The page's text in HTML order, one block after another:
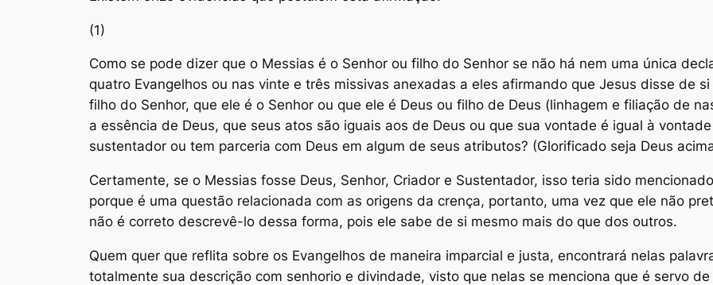
(1)
Como se pode dizer que o Messias é o Senhor ou filho do Senhor se não há nem uma única
quatro Evangelhos ou nas vinte e três missivas anexadas a eles afirmando que Jesus disse de
filho do Senhor, que ele é o Senhor ou que ele é Deus ou filho de Deus (linhagem e filiação de
a essência de Deus, que seus atos são iguais aos de Deus ou que sua vontade é igual à
sustentador ou tem parceria com Deus em algum de seus atributos? (Glorificado seja Deus
Certamente, se o Messias fosse Deus, Senhor, Criador e Sustentador, isso teria sido
porque é uma questão relacionada com as origens da crença, portanto, uma vez que ele não
não é correto descrevê-lo dessa forma, pois ele sabe de si mesmo mais do que dos outros.
Quem quer que reflita sobre os Evangelhos de maneira imparcial e justa, encontrará nelas
totalmente sua descrição com senhorio e divindade, visto que nelas se menciona que é servo